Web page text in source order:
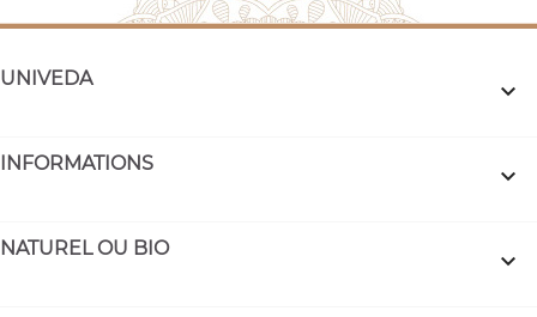
UNIVEDA 
INFORMATIONS 
NATUREL OU BIO 